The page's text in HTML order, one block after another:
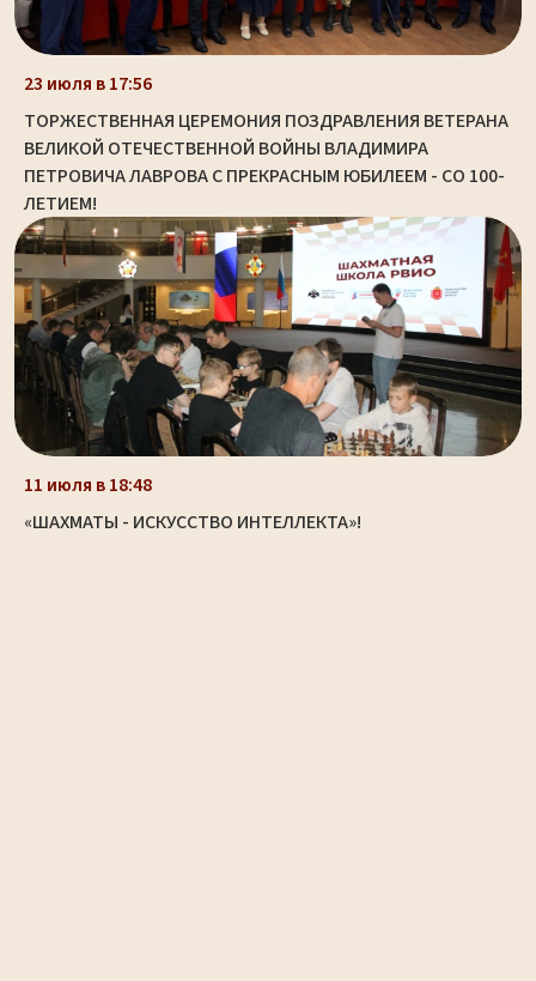
23 июля в 17:56
ТОРЖЕСТВЕННАЯ ЦЕРЕМОНИЯ ПОЗДРАВЛЕНИЯ ВЕТЕРАНА
ВЕЛИКОЙ ОТЕЧЕСТВЕННОЙ ВОЙНЫ ВЛАДИМИРА
ПЕТРОВИЧА ЛАВРОВА С ПРЕКРАСНЫМ ЮБИЛЕЕМ - СО 100-
ЛЕТИЕМ!
11 июля в 18:48
«ШАХМАТЫ - ИСКУССТВО ИНТЕЛЛЕКТА»!